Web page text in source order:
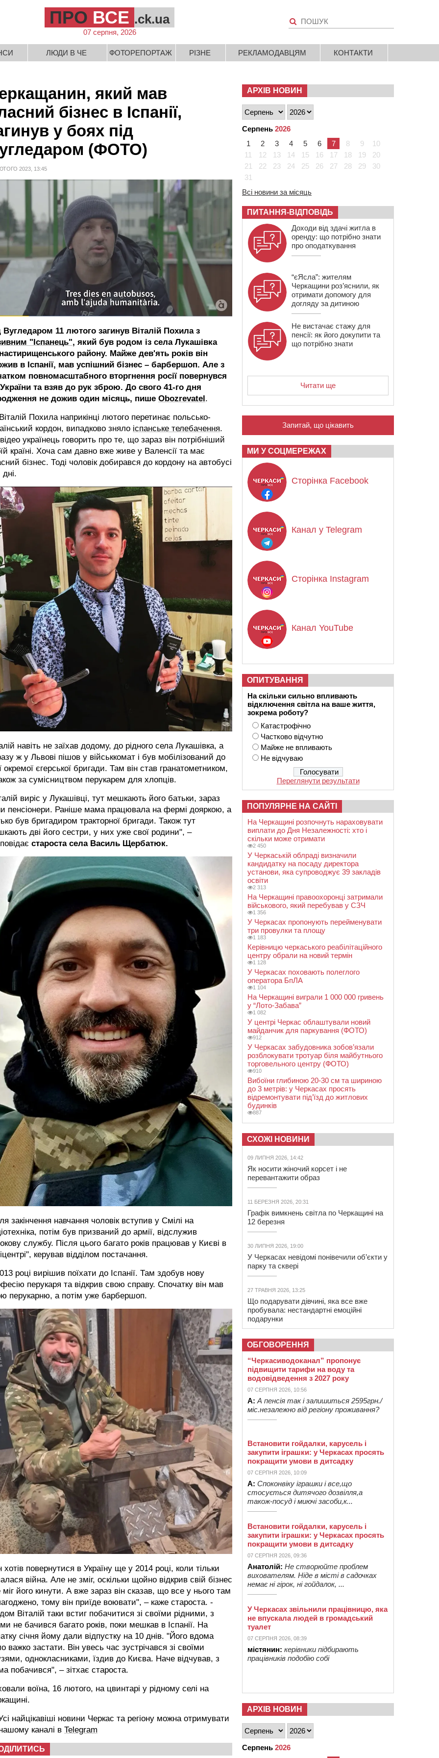
ПРО ВСЕ .ck.ua
07 серпня, 2026
ЛЮДИ В ЧЕ ФОТОРЕПОРТАЖ РІЗНЕ РЕКЛАМОДАВЦЯМ КОНТАКТИ
який мав
бізнес в Іспанії,
у боях під
(ФОТО)
2023, 13:45
Вугледаром 11 лютого загинув Віталій Похила з
"Іспанець", який був родом із села Лукашівка
району. Майже дев'ять років він
в Іспанії, мав успішний бізнес – барбершоп. Але з
повномасштабного вторгнення росії повернувся
та взяв до рук зброю. До свого 41-го дня
не дожив один місяць, пише Оbozrevatel.
Похила наприкінці лютого перетинає польсько-
кордон, випадково зняло іспанське телебачення.
українець говорить про те, що зараз він потрібніший
країні. Хоча сам давно вже живе у Валенсії та має
бізнес. Тоді чоловік добирався до кордону на автобусі
навіть не заїхав додому, до рідного села Лукашівка, а
ж у Львові пішов у військкомат і був мобілізований до
окремої єгерської бригади. Там він став гранатометником,
за сумісництвом перукарем для хлопців.
виріс у Лукашівці, тут мешкають його батьки, зараз
пенсіонери. Раніше мама працювала на фермі дояркою, а
був бригадиром тракторної бригади. Також тут
дві його сестри, у них уже свої родини", –
староста села Василь Щербатюк.
закінчення навчання чоловік вступив у Смілі на
потім був призваний до армії, відслужив
службу. Після цього багато років працював у Києві в
керував відділом постачання.
році вирішив поїхати до Іспанії. Там здобув нову
перукаря та відкрив свою справу. Спочатку він мав
перукарню, а потім уже барбершоп.
хотів повернутися в Україну ще у 2014 році, коли тільки
війна. Але не зміг, оскільки щойно відкрив свій бізнес
міг його кинути. А вже зараз він сказав, що все у нього там
тому він приїде воювати", – каже староста. -
Віталій таки встиг побачитися зі своїми рідними, з
не бачився багато років, поки мешкав в Іспанії. На
січня йому дали відпустку на 10 днів. "Його вдома
важко застати. Він увесь час зустрічався зі своїми
однокласниками, їздив до Києва. Наче відчував, з
побачився", – зітхає староста.
воїна, 16 лютого, на цвинтарі у рідному селі на
найцікавіші новини Черкас та регіону можна отримувати
каналі в Telegram
АРХІВ НОВИН
Серпень 2026
1
2 3 4 5 6 7 8 9
10
11
12 13 14 15 16 17 18 19
20
21
22 23 24 25 26 27 28 29
30
31
Всі новини за місяць
ПИТАННЯ-ВІДПОВІДЬ
Доходи від здачі житла в
оренду: що потрібно знати
про оподаткування
“єЯсла”: жителям
Черкащини роз’яснили, як
отримати допомогу для
догляду за дитиною
Не вистачає стажу для
пенсії: як його докупити та
що потрібно знати
Читати ще
Запитай, що цікавить
МИ У СОЦМЕРЕЖАХ
Сторінка Facebook
Канал у Telegram
Сторінка Instagram
Канал YouTube
ОПИТУВАННЯ
На скільки сильно впливають
відключення світла на ваше життя,
зокрема роботу?
Катастрофічно
Частково відчутно
Майже не впливають
Не відчуваю
Переглянути результати
ПОПУЛЯРНЕ НА САЙТІ
На Черкащині розпочнуть нараховувати
виплати до Дня Незалежності: хто і
скільки може отримати
2 450
У Черкаській облраді визначили
кандидатку на посаду директора
установи, яка супроводжує 39 закладів
освіти
2 313
На Черкащині правоохоронці затримали
військового, який перебував у СЗЧ
1 356
У Черкасах пропонують перейменувати
три провулки та площу
1 183
Керівницю черкаського реабілітаційного
центру обрали на новий термін
1 128
У Черкасах поховають полеглого
оператора БпЛА
1 104
На Черкащині виграли 1 000 000 гривень
у “Лото-Забава”
1 082
У центрі Черкас облаштували новий
майданчик для паркування (ФОТО)
912
У Черкасах забудовника зобов’язали
розблокувати тротуар біля майбутнього
торговельного центру (ФОТО)
910
Вибоїни глибиною 20-30 см та шириною
до 3 метрів: у Черкасах просять
відремонтувати під’їзд до житлових
будинків
887
СХОЖІ НОВИНИ
09 ЛИПНЯ 2026, 14:42
Як носити жіночий корсет і не
перевантажити образ
11 БЕРЕЗНЯ 2026, 20:31
Графік вимкнень світла по Черкащині на
12 березня
30 ЛИПНЯ 2026, 19:00
У Черкасах невідомі понівечили об’єкти у
парку та сквері
27 ТРАВНЯ 2026, 13:25
Що подарувати дівчині, яка все вже
пробувала: нестандартні емоційні
подарунки
ОБГОВОРЕННЯ
“Черкасиводоканал” пропонує
підвищити тарифи на воду та
водовідведення з 2027 року
07 СЕРПНЯ 2026, 10:56
А: А пенсія так і залишиться 2595грн./
міс.незалежно від регіону проживання?
Встановити гойдалки, карусель і
закупити іграшки: у Черкасах просять
покращити умови в дитсадку
07 СЕРПНЯ 2026, 10:09
А: Споконвіку іграшки і все,що
стосується дитячого дозвілля,а
також-посуд і миючі засоби,к...
Встановити гойдалки, карусель і
закупити іграшки: у Черкасах просять
покращити умови в дитсадку
07 СЕРПНЯ 2026, 09:36
Анатолій: Не створюйте проблем
вихователям. Ніде в місті в садочках
немає ні гірок, ні гойдалок, ...
У Черкасах звільнили працівницю, яка
не впускала людей в громадський
туалет
07 СЕРПНЯ 2026, 08:39
містянин: керівники підбирають
працівників подобію собі
АРХІВ НОВИН
Серпень 2026